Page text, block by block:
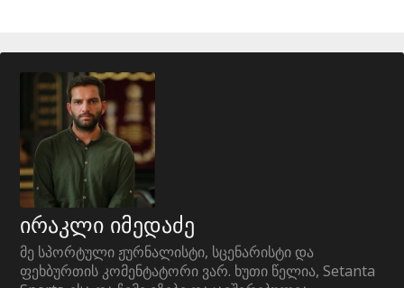
ირაკლი იმედაძე
მე სპორტული ჟურნალისტი, სცენარისტი და
ფეხბურთის კომენტატორი ვარ. ხუთი წელია, Setanta